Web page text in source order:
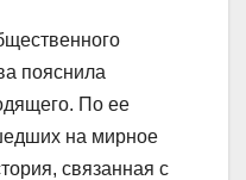
пояснила
По ее
на мирное
связанная с